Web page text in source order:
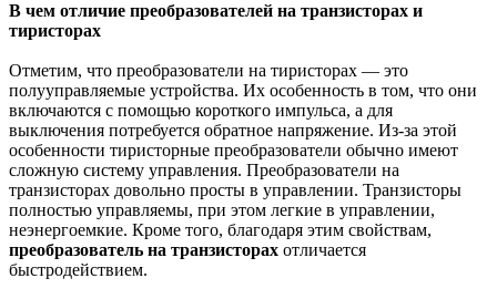
В чем отличие преобразователей на транзисторах и
тиристорах
Отметим, что преобразователи на тиристорах — это
полууправляемые устройства. Их особенность в том, что они
включаются с помощью короткого импульса, а для
выключения потребуется обратное напряжение. Из-за этой
особенности тиристорные преобразователи обычно имеют
сложную систему управления. Преобразователи на
транзисторах довольно просты в управлении. Транзисторы
полностью управляемы, при этом легкие в управлении,
неэнергоемкие. Кроме того, благодаря этим свойствам,
преобразователь на транзисторах отличается
быстродействием.